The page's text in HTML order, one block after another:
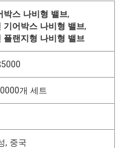
박스 나비형 밸브,
기어박스 나비형 밸브,
플랜지형 나비형 밸브
개 세트
, 중국